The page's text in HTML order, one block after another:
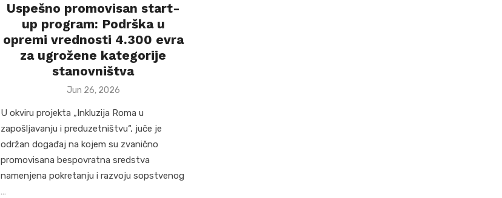
Uspešno promovisan start-
up program: Podrška u
opremi vrednosti 4.300 evra
za ugrožene kategorije
stanovništva
Posted
Jun 26, 2026
U okviru projekta „Inkluzija Roma u
zapošljavanju i preduzetništvu“, juče je
održan događaj na kojem su zvanično
promovisana bespovratna sredstva
namenjena pokretanju i razvoju sopstvenog
…